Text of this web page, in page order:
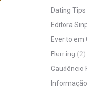
Dating Tips
Editora
Evento em
Fleming (2)
Gaudêncio